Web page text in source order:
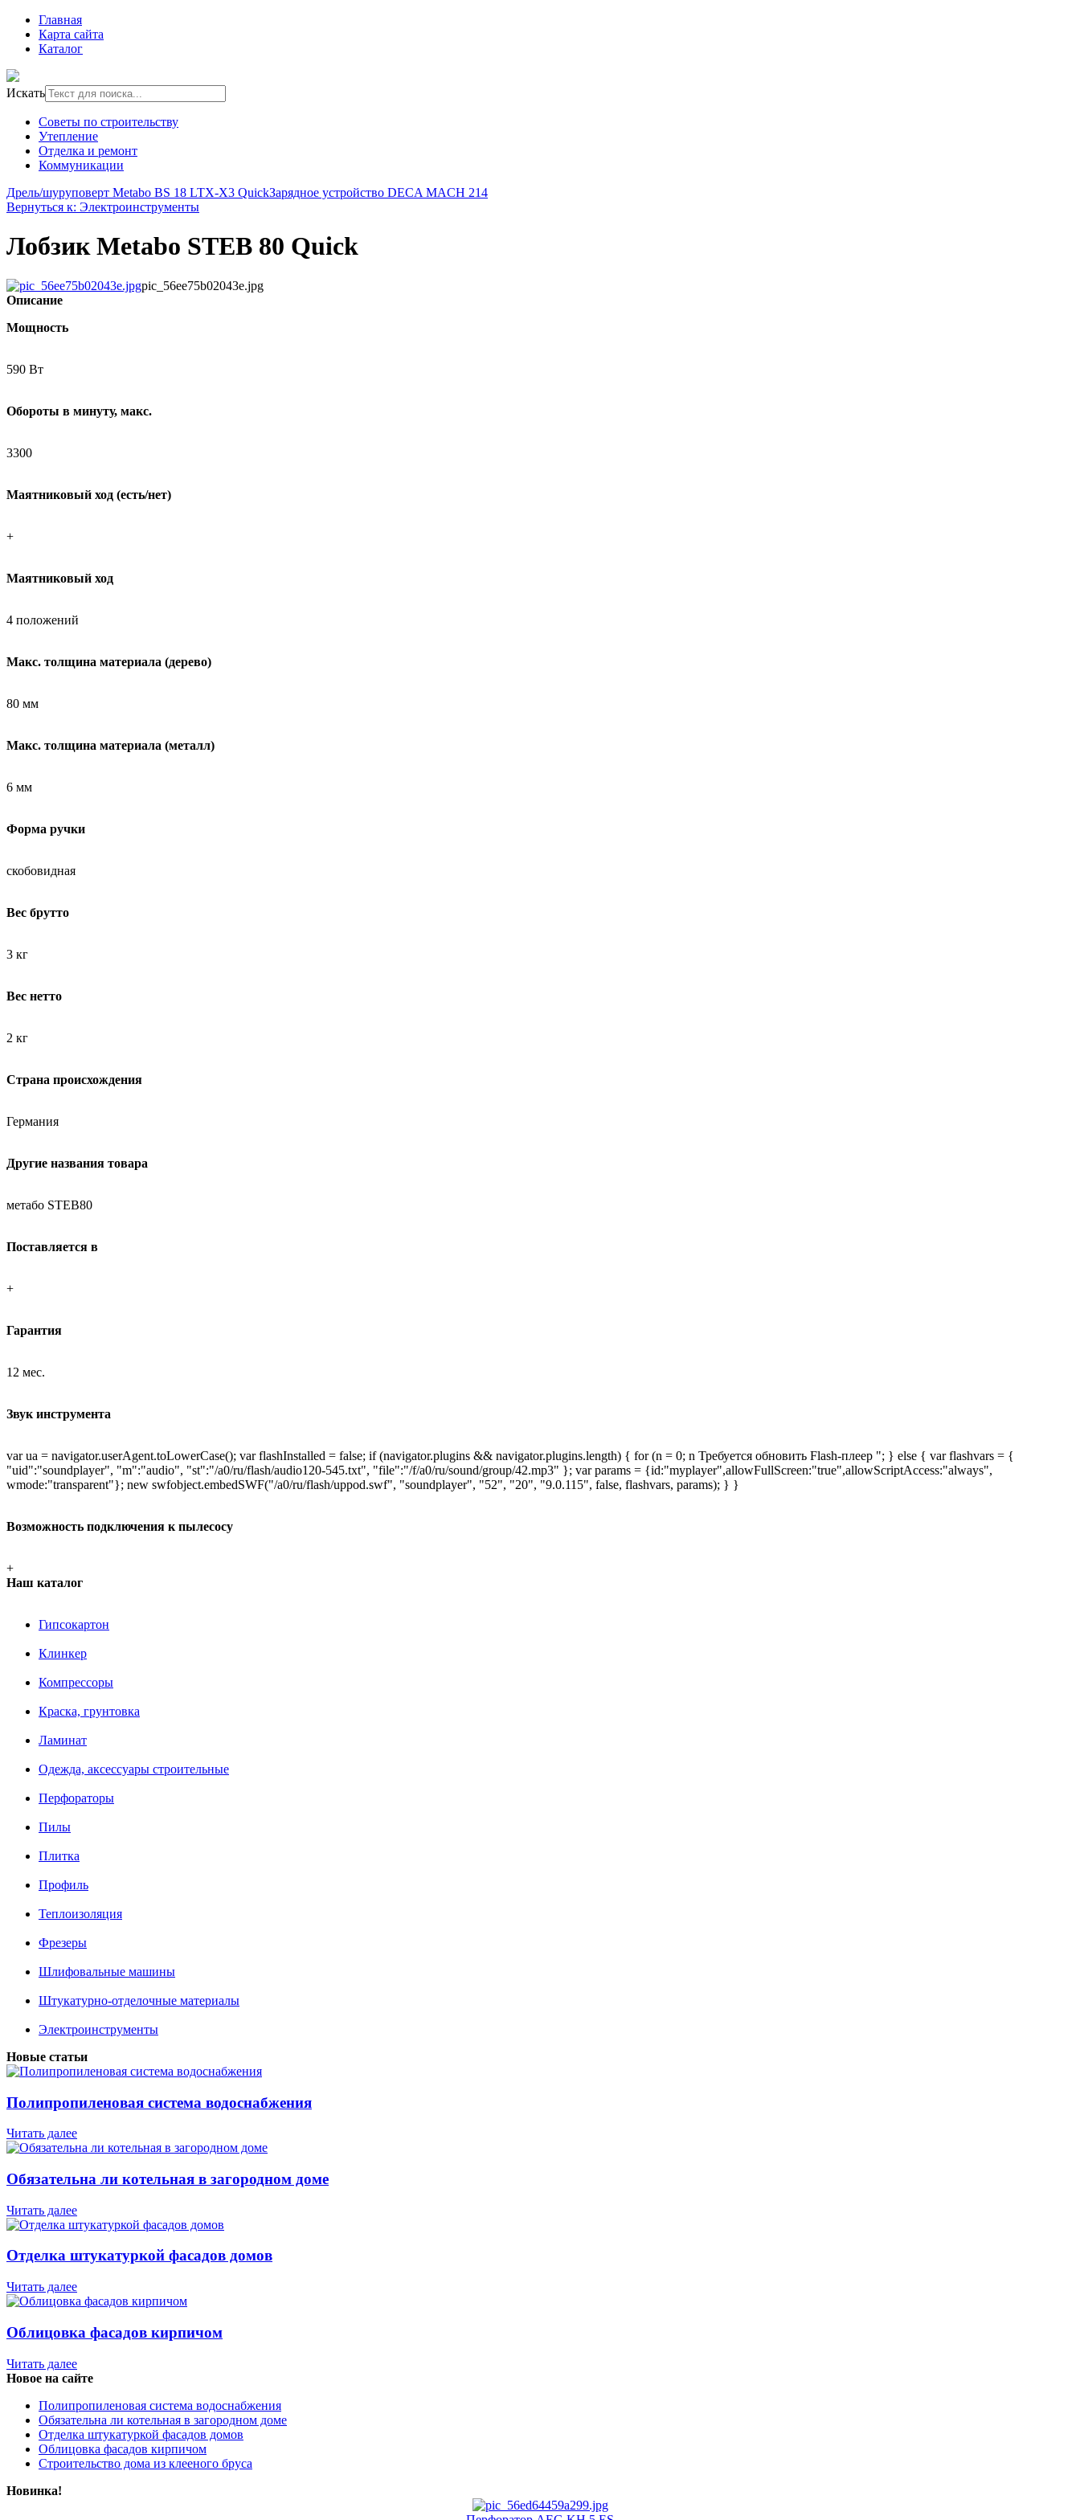
Главная
Карта сайта
Каталог
Искать
Советы по строительству
Утепление
Отделка и ремонт
Коммуникации
Дрель/шуруповерт Metabo BS 18 LTX-X3 QuickЗарядное устройство DECA MACH 214
Вернуться к: Электроинструменты
Лобзик Metabo STEB 80 Quick
pic_56ee75b02043e.jpg
Описание
Мощность
590 Вт
Обороты в минуту, макс.
3300
Маятниковый ход (есть/нет)
+
Маятниковый ход
4 положений
Макс. толщина материала (дерево)
80 мм
Макс. толщина материала (металл)
6 мм
Форма ручки
скобовидная
Вес брутто
3 кг
Вес нетто
2 кг
Страна происхождения
Германия
Другие названия товара
метабо STEB80
Поставляется в
+
Гарантия
12 мес.
Звук инструмента
var ua = navigator.userAgent.toLowerCase(); var flashInstalled = false; if (navigator.plugins && navigator.plugins.length) { for (n = 0; n Требуется обновить Flash-плеер "; } else { var flashvars = {
"uid":"soundplayer", "m":"audio", "st":"/a0/ru/flash/audio120-545.txt", "file":"/f/a0/ru/sound/group/42.mp3" }; var params = {id:"myplayer",allowFullScreen:"true",allowScriptAccess:"always",
wmode:"transparent"}; new swfobject.embedSWF("/a0/ru/flash/uppod.swf", "soundplayer", "52", "20", "9.0.115", false, flashvars, params); } }
Возможность подключения к пылесосу
+
Наш каталог
Гипсокартон
Клинкер
Компрессоры
Краска, грунтовка
Ламинат
Одежда, аксессуары строительные
Перфораторы
Пилы
Плитка
Профиль
Теплоизоляция
Фрезеры
Шлифовальные машины
Штукатурно-отделочные материалы
Электроинструменты
Новые статьи
Полипропиленовая система водоснабжения
Читать далее
Обязательна ли котельная в загородном доме
Читать далее
Отделка штукатуркой фасадов домов
Читать далее
Облицовка фасадов кирпичом
Читать далее
Новое на сайте
Полипропиленовая система водоснабжения
Обязательна ли котельная в загородном доме
Отделка штукатуркой фасадов домов
Облицовка фасадов кирпичом
Строительство дома из клееного бруса
Новинка!